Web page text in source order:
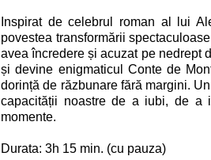
Inspirat de celebrul roman al lui
povestea transformării
avea încredere și acuzat pe nedrept
și devine enigmaticul Conte de
dorință de răzbunare fără margini.
capacității noastre de a iubi, de a
momente.
Durata: 3h 15 min. (cu pauza)